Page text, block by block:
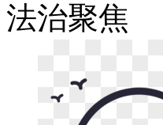
法治聚焦